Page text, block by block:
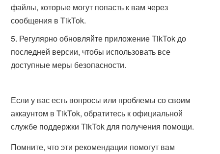
файлы, которые могут попасть к вам через
сообщения в TikTok.
Регулярно обновляйте приложение TikTok до
последней версии, чтобы использовать все
доступные меры безопасности.
Если у вас есть вопросы или проблемы со своим
аккаунтом в TikTok, обратитесь к официальной
службе поддержки TikTok для получения помощи.
Помните, что эти рекомендации помогут вам